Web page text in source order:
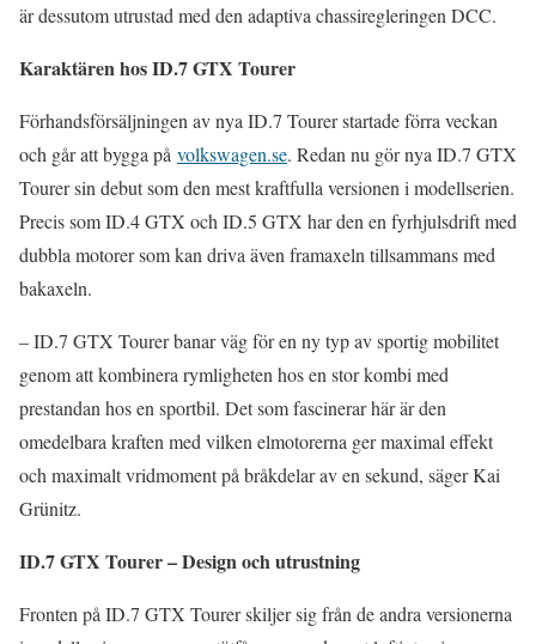
är dessutom utrustad med den adaptiva chassiregleringen DCC.
Karaktären hos ID.7 GTX Tourer
Förhandsförsäljningen av nya ID.7 Tourer startade förra veckan
och går att bygga på volkswagen.se. Redan nu gör nya ID.7 GTX
Tourer sin debut som den mest kraftfulla versionen i modellserien.
Precis som ID.4 GTX och ID.5 GTX har den en fyrhjulsdrift med
dubbla motorer som kan driva även framaxeln tillsammans med
bakaxeln.
– ID.7 GTX Tourer banar väg för en ny typ av sportig mobilitet
genom att kombinera rymligheten hos en stor kombi med
prestandan hos en sportbil. Det som fascinerar här är den
omedelbara kraften med vilken elmotorerna ger maximal effekt
och maximalt vridmoment på bråkdelar av en sekund, säger Kai
Grünitz.
ID.7 GTX Tourer – Design och utrustning
Fronten på ID.7 GTX Tourer skiljer sig från de andra versionerna